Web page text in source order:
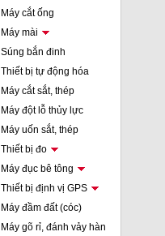
Máy cắt ống
Máy mài
Súng bắn đinh
Thiết bị tự động hóa
Máy cắt sắt, thép
Máy đột lỗ thủy lực
Máy uốn sắt, thép
Thiết bị đo
Máy đục bê tông
Thiết bị định vị GPS
Máy đầm đất (cóc)
Máy gõ rỉ, đánh vảy hàn